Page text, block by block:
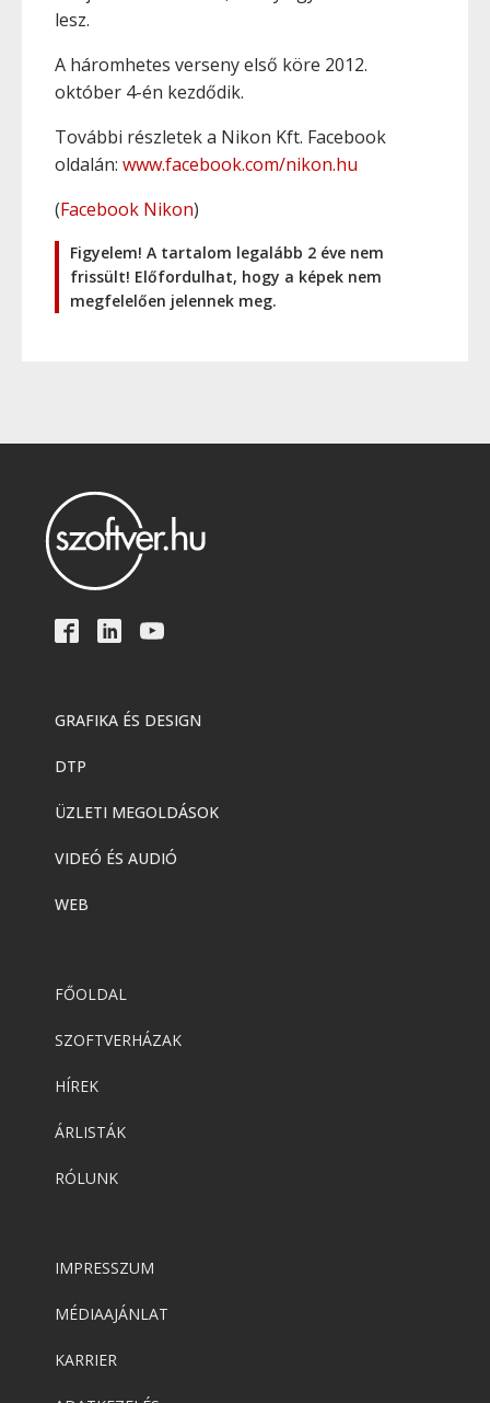
lesz.
A háromhetes verseny első köre 2012.
október 4-én kezdődik.
További részletek a Nikon Kft. Facebook
oldalán: www.facebook.com/nikon.hu
(Facebook Nikon)
Figyelem! A tartalom legalább 2 éve nem
frissült! Előfordulhat, hogy a képek nem
megfelelően jelennek meg.
GRAFIKA ÉS DESIGN
DTP
ÜZLETI MEGOLDÁSOK
VIDEÓ ÉS AUDIÓ
WEB
FŐOLDAL
SZOFTVERHÁZAK
HÍREK
ÁRLISTÁK
RÓLUNK
IMPRESSZUM
MÉDIAAJÁNLAT
KARRIER